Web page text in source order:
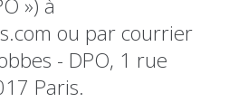
») à
ou par courrier
- DPO, 1 rue
Paris.